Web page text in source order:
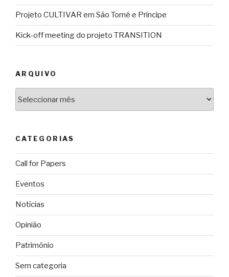
Projeto CULTIVAR em São Tomé e Príncipe
Kick-off meeting do projeto TRANSITION
ARQUIVO
CATEGORIAS
Call for Papers
Eventos
Notícias
Opinião
Património
Sem categoria